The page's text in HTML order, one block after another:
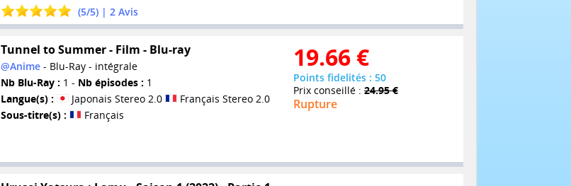
(5/5) | 2Avis
Tunnel to Summer - Film - Blu-ray
@Anime- Blu-Ray - intégrale
Nb Blu-Ray : 1 - Nb épisodes : 1
Langue(s) :
Japonais Stereo 2.0
Français Stereo 2.0
Sous-titre(s) :
Français
19.66 €
Points fidelités : 50
Prix conseillé : 24.95 €
Rupture